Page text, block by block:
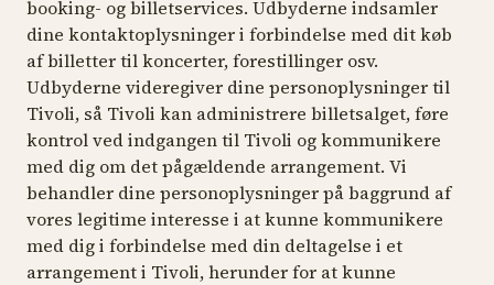
booking- og billetservices. Udbyderne indsamler
dine kontaktoplysninger i forbindelse med dit køb
af billetter til koncerter, forestillinger osv.
Udbyderne videregiver dine personoplysninger til
Tivoli, så Tivoli kan administrere billetsalget, føre
kontrol ved indgangen til Tivoli og kommunikere
med dig om det pågældende arrangement. Vi
behandler dine personoplysninger på baggrund af
vores legitime interesse i at kunne kommunikere
med dig i forbindelse med din deltagelse i et
arrangement i Tivoli, herunder for at kunne